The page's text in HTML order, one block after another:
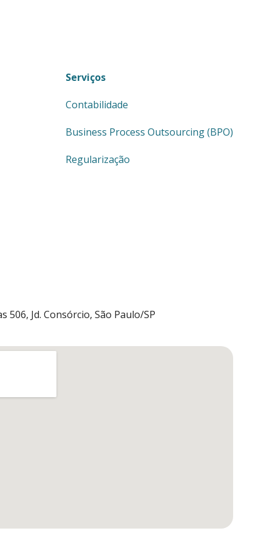
Serviços
Contabilidade
Business Process Outsourcing (BPO)
Regularização
506, Jd. Consórcio, São Paulo/SP